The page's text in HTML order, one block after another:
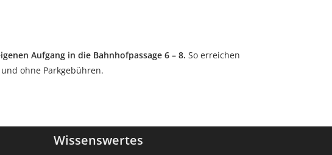
Aufgang in die Bahnhofpassage 6 – 8. So erreichen
ohne Parkgebühren.
Wissenswertes